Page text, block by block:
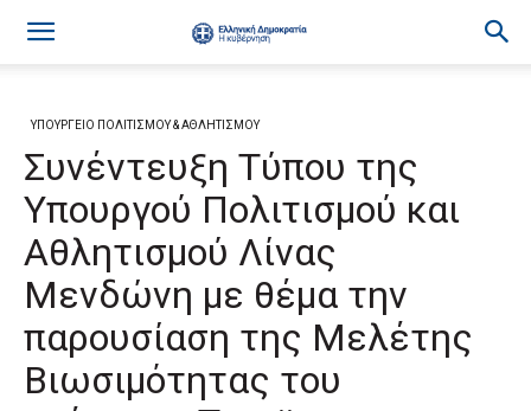
ΥΠΟΥΡΓΕΙΟ ΠΟΛΙΤΙΣΜΟΥ & ΑΘΛΗΤΙΣΜΟΥ
Συνέντευξη Τύπου της
Υπουργού Πολιτισμού και
Αθλητισμού Λίνας
Μενδώνη με θέμα την
παρουσίαση της Μελέτης
Βιωσιμότητας του